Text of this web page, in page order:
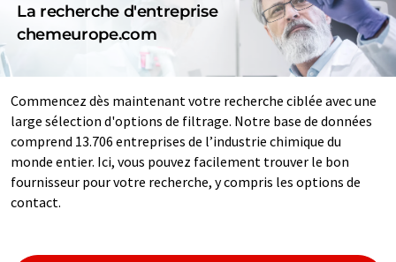
La recherche d'entreprise
chemeurope.com
Commencez dès maintenant votre recherche ciblée avec une
large sélection d'options de filtrage. Notre base de données
comprend 13.706 entreprises de l’industrie chimique du
monde entier. Ici, vous pouvez facilement trouver le bon
fournisseur pour votre recherche, y compris les options de
contact.